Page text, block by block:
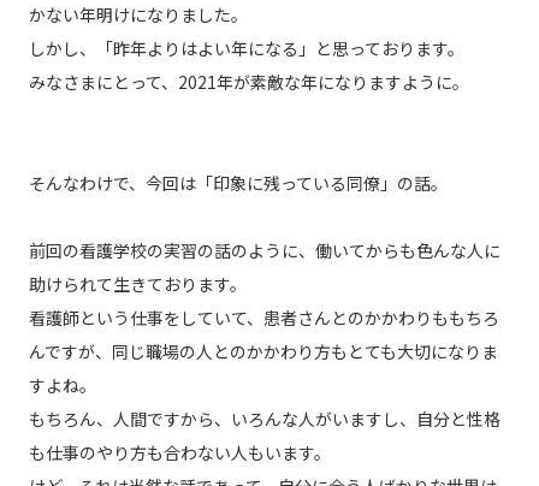
かない年明けになりました。
しかし、「昨年よりはよい年になる」と思っております。
みなさまにとって、2021年が素敵な年になりますように。
そんなわけで、今回は「印象に残っている同僚」の話。
前回の看護学校の実習の話のように、働いてからも色んな人に
助けられて生きております。
看護師という仕事をしていて、患者さんとのかかわりももちろ
んですが、同じ職場の人とのかかわり方もとても大切になりま
すよね。
もちろん、人間ですから、いろんな人がいますし、自分と性格
も仕事のやり方も合わない人もいます。